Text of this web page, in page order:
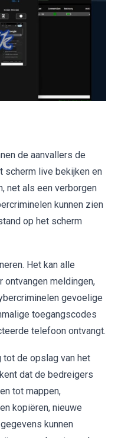
de aanvallers de
scherm live bekijken en
net als een verborgen
kunnen zien
op het scherm
Het kan alle
meldingen,
gevoelige
toegangscodes
telefoon ontvangt.
tot de opslag van het
dat de bedreigers
tot mappen,
kopiëren, nieuwe
kunnen